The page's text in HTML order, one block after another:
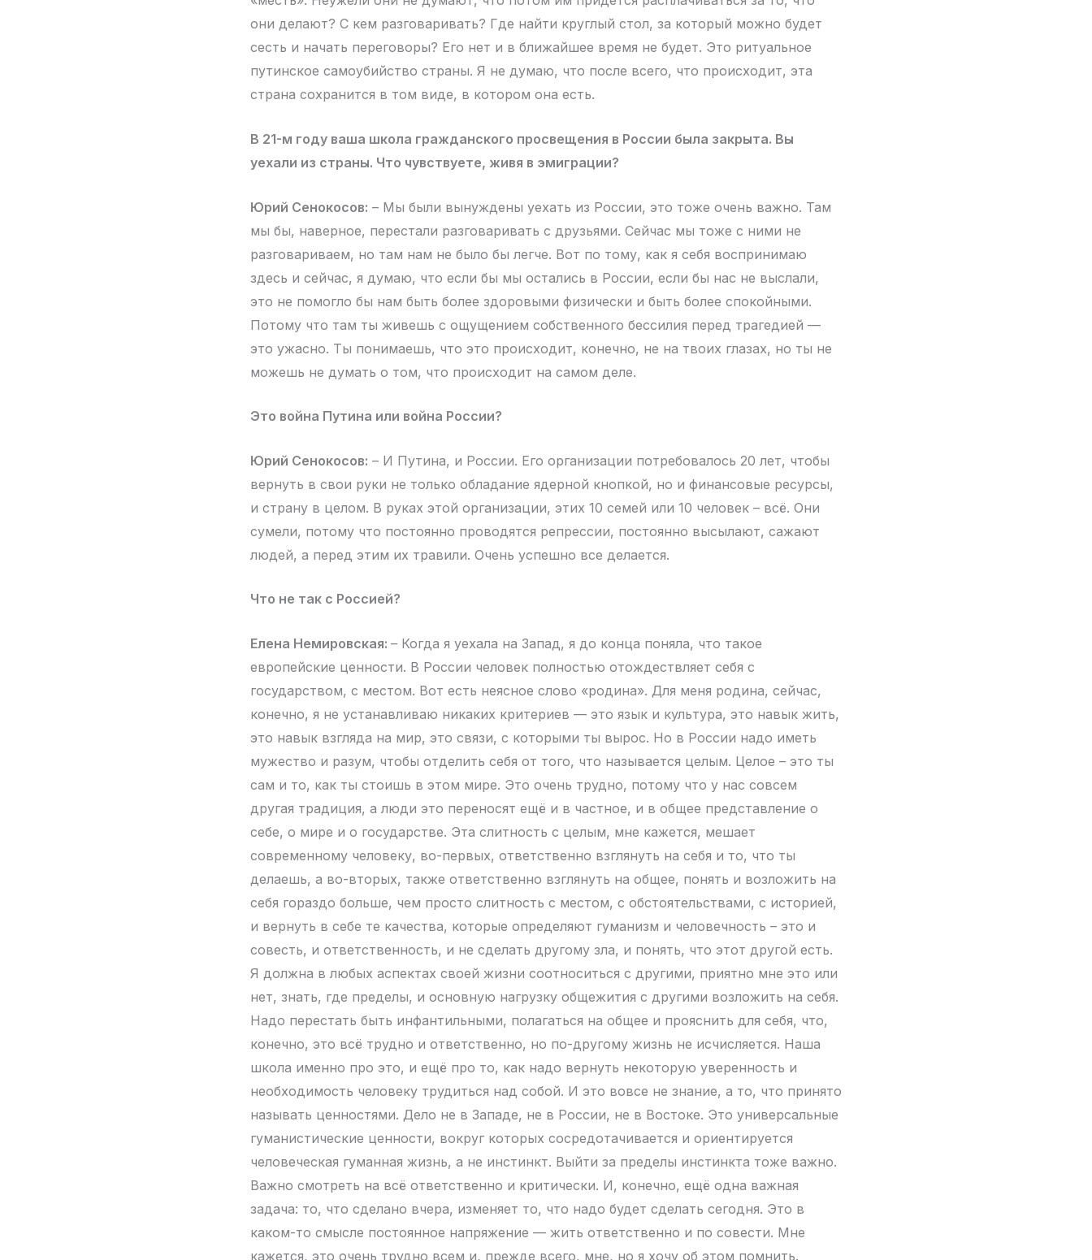
они делают? С кем разговаривать? Где найти круглый стол, за который можно будет
сесть и начать переговоры? Его нет и в ближайшее время не будет. Это ритуальное
путинское самоубийство страны. Я не думаю, что после всего, что происходит, эта
страна сохранится в том виде, в котором она есть.
В 21-м году ваша школа гражданского просвещения в России была закрыта. Вы
уехали из страны. Что чувствуете, живя в эмиграции?
Юрий Сенокосов: – Мы были вынуждены уехать из России, это тоже очень важно. Там
мы бы, наверное, перестали разговаривать с друзьями. Сейчас мы тоже с ними не
разговариваем, но там нам не было бы легче. Вот по тому, как я себя воспринимаю
здесь и сейчас, я думаю, что если бы мы остались в России, если бы нас не выслали,
это не помогло бы нам быть более здоровыми физически и быть более спокойными.
Потому что там ты живешь с ощущением собственного бессилия перед трагедией —
это ужасно. Ты понимаешь, что это происходит, конечно, не на твоих глазах, но ты не
можешь не думать о том, что происходит на самом деле.
Это война Путина или война России?
Юрий Сенокосов: – И Путина, и России. Его организации потребовалось 20 лет, чтобы
вернуть в свои руки не только обладание ядерной кнопкой, но и финансовые ресурсы,
и страну в целом. В руках этой организации, этих 10 семей или 10 человек – всё. Они
сумели, потому что постоянно проводятся репрессии, постоянно высылают, сажают
людей, а перед этим их травили. Очень успешно все делается.
Что не так с Россией?
Елена Немировская: – Когда я уехала на Запад, я до конца поняла, что такое
европейские ценности. В России человек полностью отождествляет себя с
государством, с местом. Вот есть неясное слово «родина». Для меня родина, сейчас,
конечно, я не устанавливаю никаких критериев — это язык и культура, это навык жить,
это навык взгляда на мир, это связи, с которыми ты вырос. Но в России надо иметь
мужество и разум, чтобы отделить себя от того, что называется целым. Целое – это ты
сам и то, как ты стоишь в этом мире. Это очень трудно, потому что у нас совсем
другая традиция, а люди это переносят ещё и в частное, и в общее представление о
себе, о мире и о государстве. Эта слитность с целым, мне кажется, мешает
современному человеку, во-первых, ответственно взглянуть на себя и то, что ты
делаешь, а во-вторых, также ответственно взглянуть на общее, понять и возложить на
себя гораздо больше, чем просто слитность с местом, с обстоятельствами, с историей,
и вернуть в себе те качества, которые определяют гуманизм и человечность – это и
совесть, и ответственность, и не сделать другому зла, и понять, что этот другой есть.
Я должна в любых аспектах своей жизни соотноситься с другими, приятно мне это или
нет, знать, где пределы, и основную нагрузку общежития с другими возложить на себя.
Надо перестать быть инфантильными, полагаться на общее и прояснить для себя, что,
конечно, это всё трудно и ответственно, но по-другому жизнь не исчисляется. Наша
школа именно про это, и ещё про то, как надо вернуть некоторую уверенность и
необходимость человеку трудиться над собой. И это вовсе не знание, а то, что принято
называть ценностями. Дело не в Западе, не в России, не в Востоке. Это универсальные
гуманистические ценности, вокруг которых сосредотачивается и ориентируется
человеческая гуманная жизнь, а не инстинкт. Выйти за пределы инстинкта тоже важно.
Важно смотреть на всё ответственно и критически. И, конечно, ещё одна важная
задача: то, что сделано вчера, изменяет то, что надо будет сделать сегодня. Это в
каком-то смысле постоянное напряжение — жить ответственно и по совести. Мне
кажется, это очень трудно всем и, прежде всего, мне, но я хочу об этом помнить.